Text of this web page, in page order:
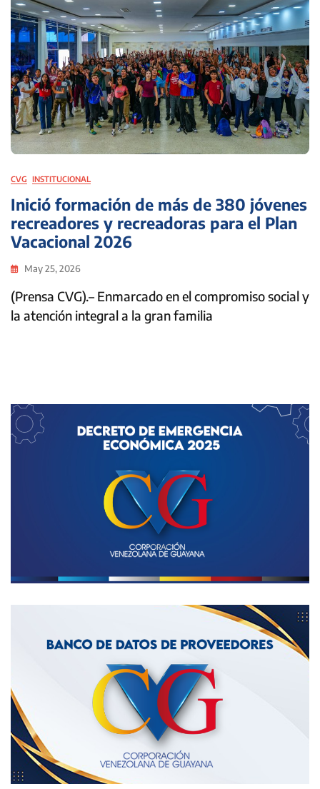
CVG INSTITUCIONAL
Inició formación de más de 380 jóvenes
recreadores y recreadoras para el Plan
Vacacional 2026
May 25, 2026
(Prensa CVG).– Enmarcado en el compromiso social y
la atención integral a la gran familia